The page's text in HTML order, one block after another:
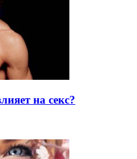
на секс?